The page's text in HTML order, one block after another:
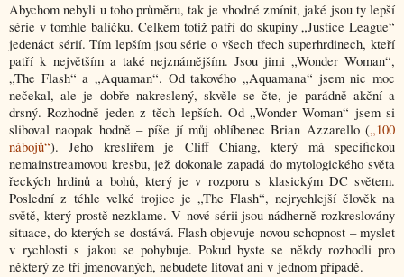
Abychom nebyli u toho průměru, tak je vhodné zmínit, jaké jsou ty lepší
série v tomhle balíčku. Celkem totiž patří do skupiny „Justice League“
jedenáct sérií. Tím lepším jsou série o všech třech superhrdinech, kteří
patří k největším a také nejznámějším. Jsou jimi „Wonder Woman“,
„The Flash“ a „Aquaman“. Od takového „Aquamana“ jsem nic moc
nečekal, ale je dobře nakreslený, skvěle se čte, je parádně akční a
drsný. Rozhodně jeden z těch lepších. Od „Wonder Woman“ jsem si
sliboval naopak hodně – píše jí můj oblíbenec Brian Azzarello („100
nábojů“). Jeho kreslířem je Cliff Chiang, který má specifickou
nemainstreamovou kresbu, jež dokonale zapadá do mytologického světa
řeckých hrdinů a bohů, který je v rozporu s klasickým DC světem.
Poslední z téhle velké trojice je „The Flash“, nejrychlejší člověk na
světě, který prostě nezklame. V nové sérii jsou nádherně rozkreslovány
situace, do kterých se dostává. Flash objevuje novou schopnost – myslet
v rychlosti s jakou se pohybuje. Pokud byste se někdy rozhodli pro
některý ze tří jmenovaných, nebudete litovat ani v jednom případě.